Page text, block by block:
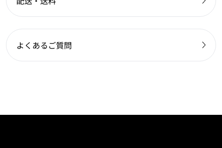
よくあるご質問